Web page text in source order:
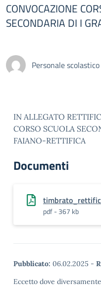
CONVOCAZIONE
SECONDARIA DI I
Personale scolastico
IN ALLEGATO
CORSO SCUOLA
FAIANO-RETTIFICA
Documenti
pdf - 367 kb
Pubblicato: 06.02.2025 -
Eccetto dove